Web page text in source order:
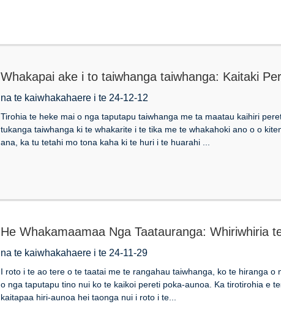
Whakapai ake i to taiwhanga taiwhanga: Kaitaki
na te kaiwhakahaere i te 24-12-12
Tirohia te heke mai o nga taputapu taiwhanga me ta maatau kaihiri
tukanga taiwhanga ki te whakarite i te tika me te whakahoki ano o o
ana, ka tu tetahi mo tona kaha ki te huri i te huarahi ...
He Whakamaamaa Nga Taatauranga: Whiriwhiria
na te kaiwhakahaere i te 24-11-29
I roto i te ao tere o te taatai ​​me te rangahau taiwhanga, ko te hiranga
o nga taputapu tino nui ko te kaikoi pereti poka-aunoa. Ka tirotirohia e
kaitapaa hiri-aunoa hei taonga nui i roto i te...